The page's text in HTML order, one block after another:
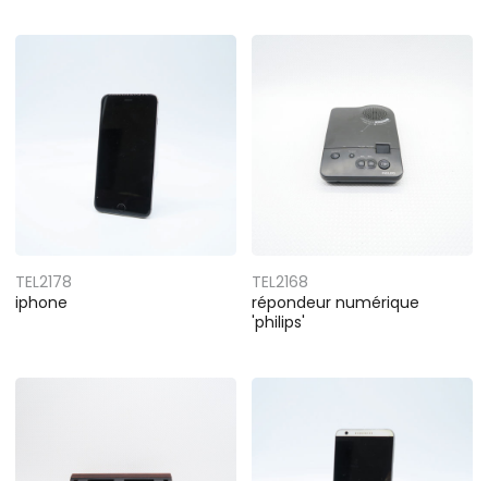
TEL2178
iphone
TEL2168
répondeur numérique
'philips'